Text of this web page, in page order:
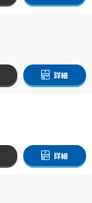
詳細
詳細